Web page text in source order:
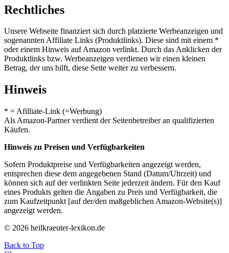
Rechtliches
Unsere Webseite finanziert sich durch platzierte Werbeanzeigen und
sogenannten Affiliate Links (Produktlinks). Diese sind mit einem *
oder einem Hinweis auf Amazon verlinkt. Durch das Anklicken der
Produktlinks bzw. Werbeanzeigen verdienen wir einen kleinen
Betrag, der uns hilft, diese Seite weiter zu verbessern.
Hinweis
* = Afilliate-Link (=Werbung)
Als Amazon-Partner verdient der Seitenbetreiber an qualifizierten
Käufen.
Hinweis zu Preisen und Verfügbarkeiten
Sofern Produktpreise und Verfügbarkeiten angezeigt werden,
entsprechen diese dem angegebenen Stand (Datum/Uhrzeit) und
können sich auf der verlinkten Seite jederzeit ändern. Für den Kauf
eines Produkts gelten die Angaben zu Preis und Verfügbarkeit, die
zum Kaufzeitpunkt [auf der/den maßgeblichen Amazon-Website(s)]
angezeigt werden.
© 2026 heilkraeuter-lexikon.de
Back to Top